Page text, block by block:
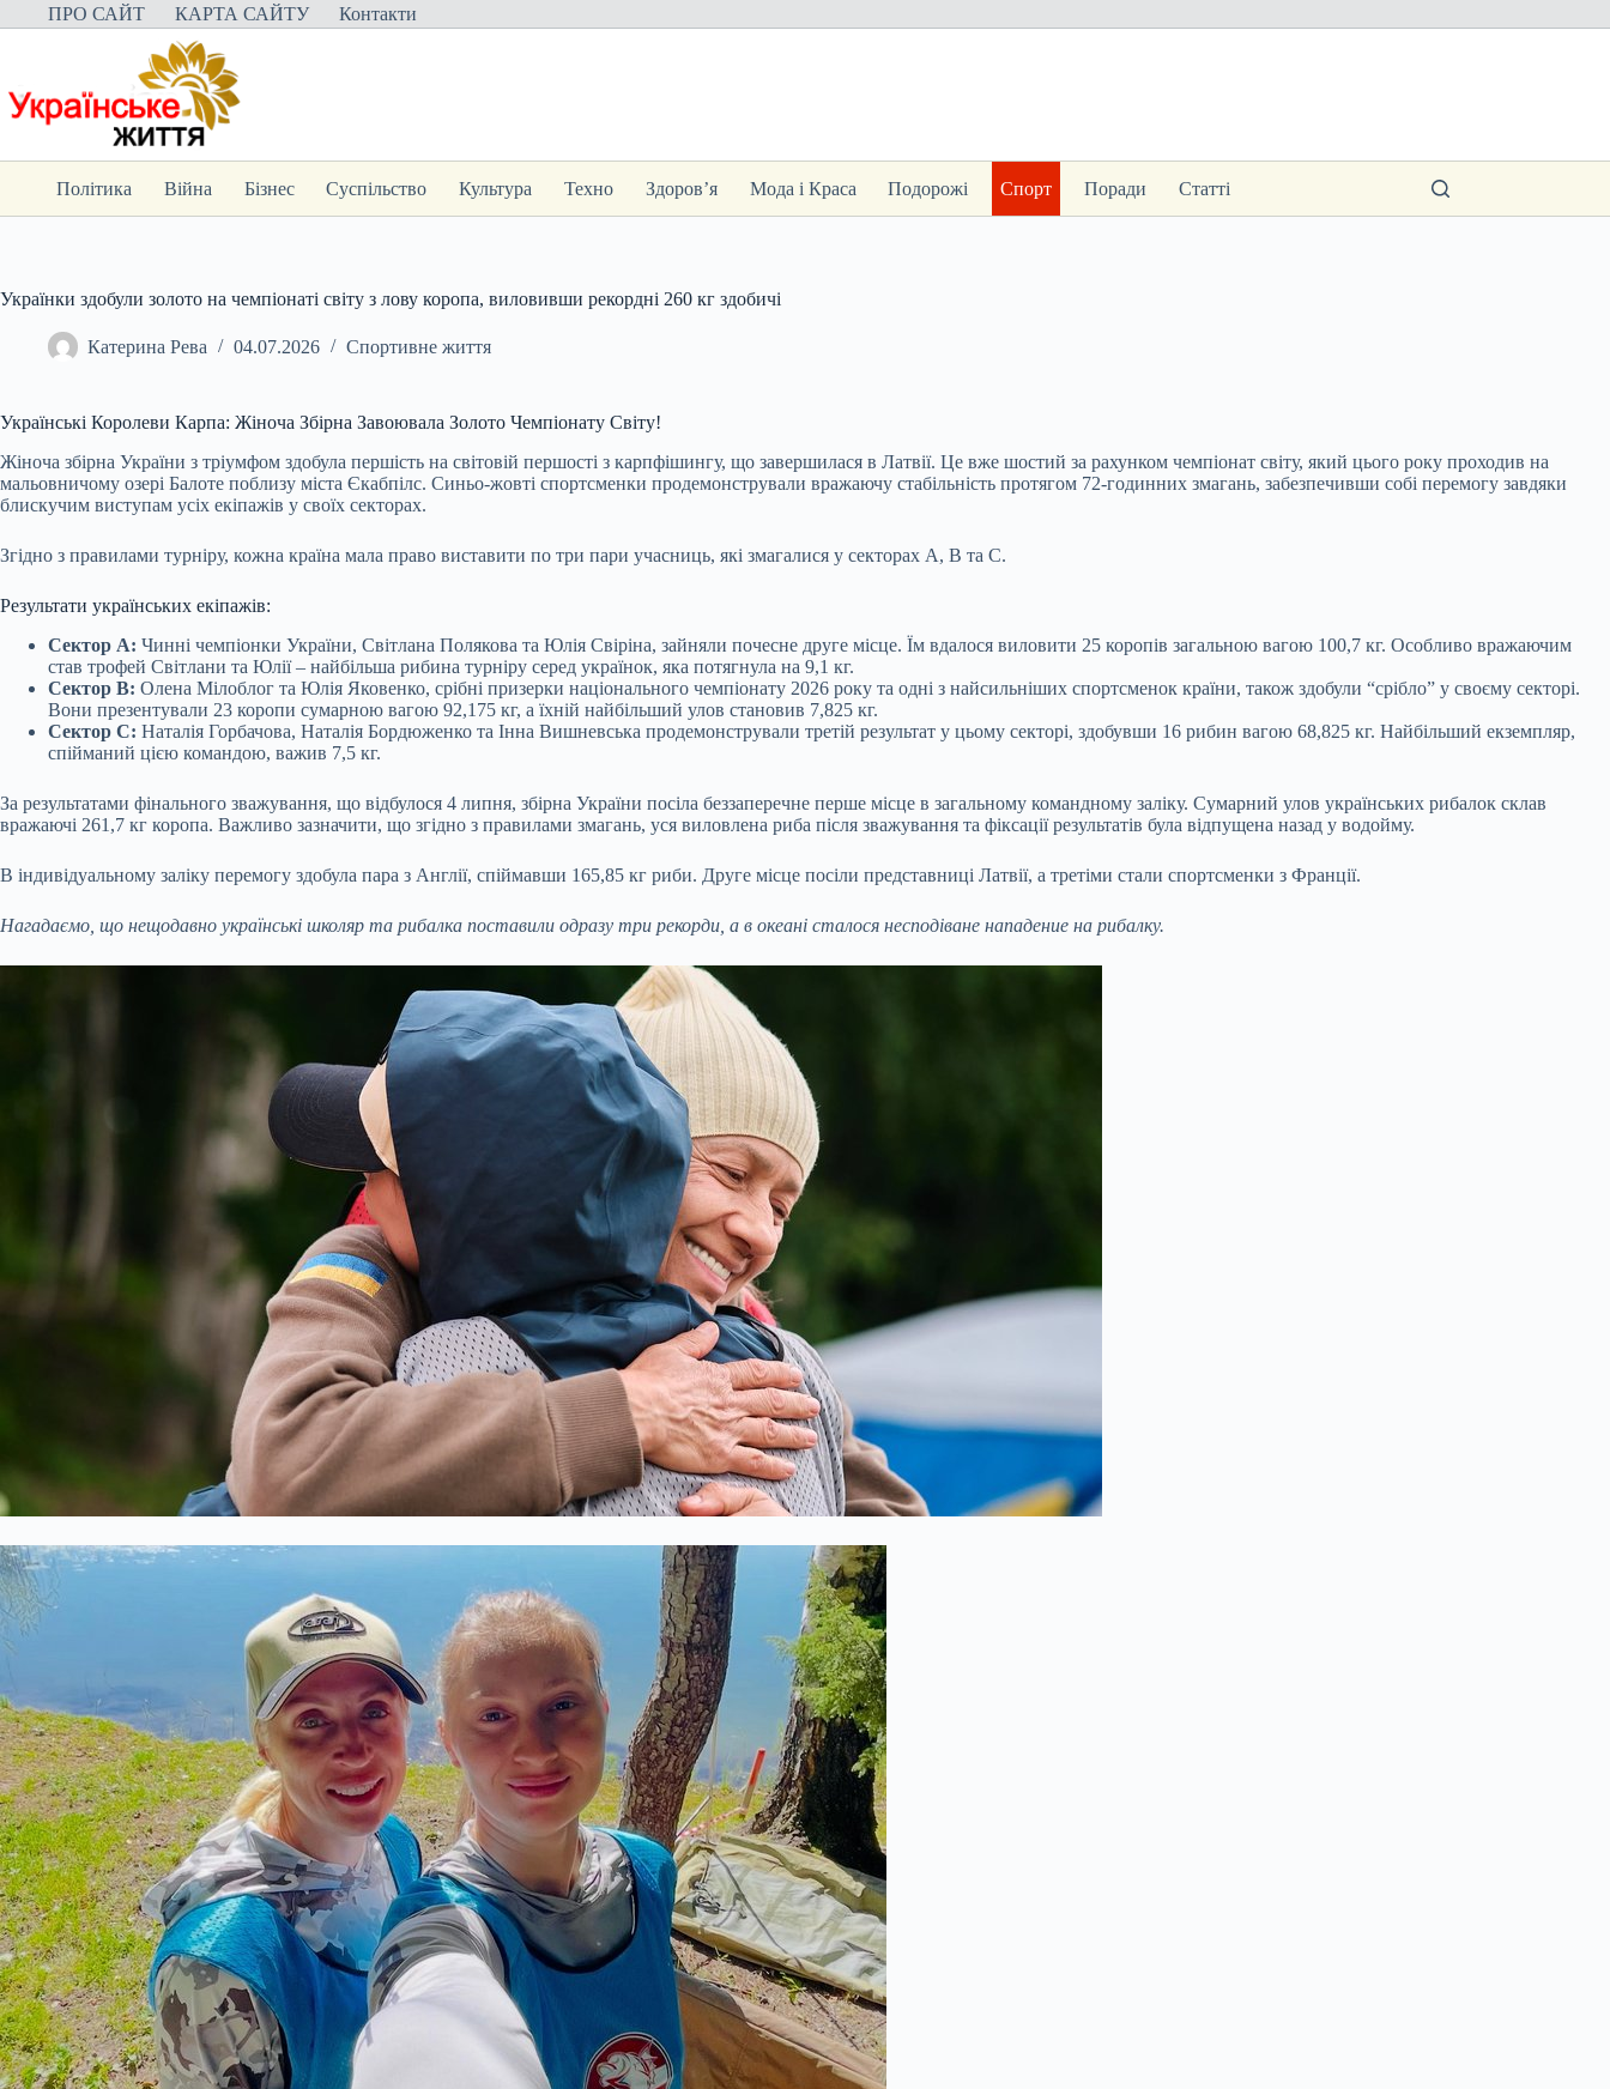
Перейти
до
ПРО САЙТ КАРТА САЙТУ Контакти
Політика Війна Бізнес Суспільство Культура Техно Здоров’я Мода і Краса Подорожі Спорт Поради Статті
Українки здобули золото на чемпіонаті світу з лову коропа, виловивши рекордні 260 кг здобичі
Катерина Рева 04.07.2026 Спортивне життя
Українські Королеви Карпа: Жіноча Збірна Завоювала Золото Чемпіонату Світу!
Жіноча збірна України з тріумфом здобула першість на світовій першості з карпфішингу, що завершилася в Латвії. Це вже шостий за рахунком чемпіонат світу, який цього року проходив на
мальовничому озері Балоте поблизу міста Єкабпілс. Синьо-жовті спортсменки продемонстрували вражаючу стабільність протягом 72-годинних змагань, забезпечивши собі перемогу завдяки
блискучим виступам усіх екіпажів у своїх секторах.
Згідно з правилами турніру, кожна країна мала право виставити по три пари учасниць, які змагалися у секторах А, В та С.
Результати українських екіпажів:
Сектор А: Чинні чемпіонки України, Світлана Полякова та Юлія Свіріна, зайняли почесне друге місце. Їм вдалося виловити 25 коропів загальною вагою 100,7 кг. Особливо вражаючим
став трофей Світлани та Юлії – найбільша рибина турніру серед українок, яка потягнула на 9,1 кг.
Сектор В: Олена Мілоблог та Юлія Яковенко, срібні призерки національного чемпіонату 2026 року та одні з найсильніших спортсменок країни, також здобули “срібло” у своєму секторі.
Вони презентували 23 коропи сумарною вагою 92,175 кг, а їхній найбільший улов становив 7,825 кг.
Сектор С: Наталія Горбачова, Наталія Бордюженко та Інна Вишневська продемонстрували третій результат у цьому секторі, здобувши 16 рибин вагою 68,825 кг. Найбільший екземпляр,
спійманий цією командою, важив 7,5 кг.
За результатами фінального зважування, що відбулося 4 липня, збірна України посіла беззаперечне перше місце в загальному командному заліку. Сумарний улов українських рибалок склав
вражаючі 261,7 кг коропа. Важливо зазначити, що згідно з правилами змагань, уся виловлена риба після зважування та фіксації результатів була відпущена назад у водойму.
В індивідуальному заліку перемогу здобула пара з Англії, спіймавши 165,85 кг риби. Друге місце посіли представниці Латвії, а третіми стали спортсменки з Франції.
Нагадаємо, що нещодавно українські школяр та рибалка поставили одразу три рекорди, а в океані сталося несподіване нападение на рибалку.